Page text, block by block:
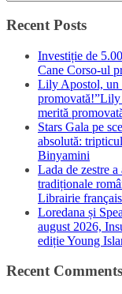
Recent Posts
Investiție de
Cane Corso-ul
Lily Apostol, un
merită
Stars Gala pe
absolută:
Binyamini
Lada de zestre
tradiționale
Librairie
Loredana și
august 2026,
ediție Young
Recent Comments